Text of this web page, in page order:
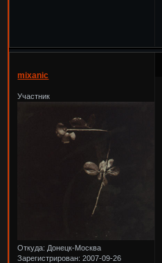
mixanic
Участник
Откуда: Донецк-Москва
Зарегистрирован: 2007-09-26